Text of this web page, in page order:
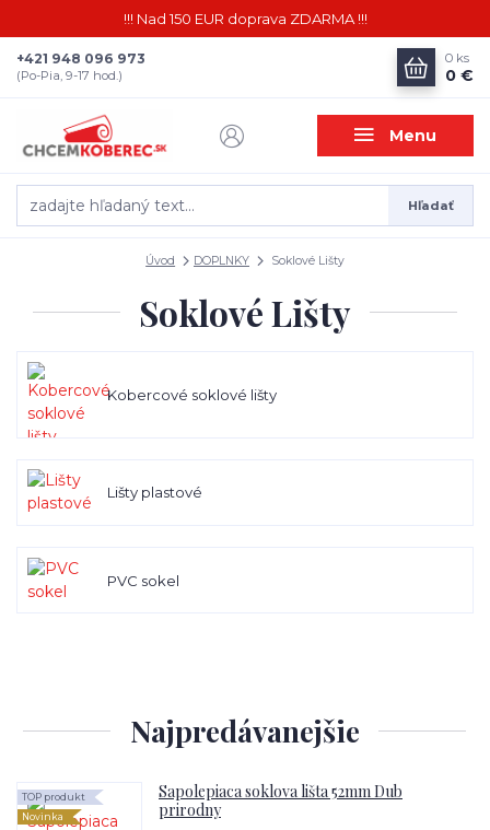
!!! Nad 150 EUR doprava ZDARMA !!!
Menu
Hľadať
+421 948 096 973
(Po-Pia, 9-17 hod.)
0 ks
0 €
Úvod DOPLNKY Soklové Lišty
Soklové Lišty
Kobercové soklové lišty
Lišty plastové
PVC sokel
Najpredávanejšie
Sapolepiaca soklova lišta 52mm Dub
prirodny
TOP produkt
Novinka